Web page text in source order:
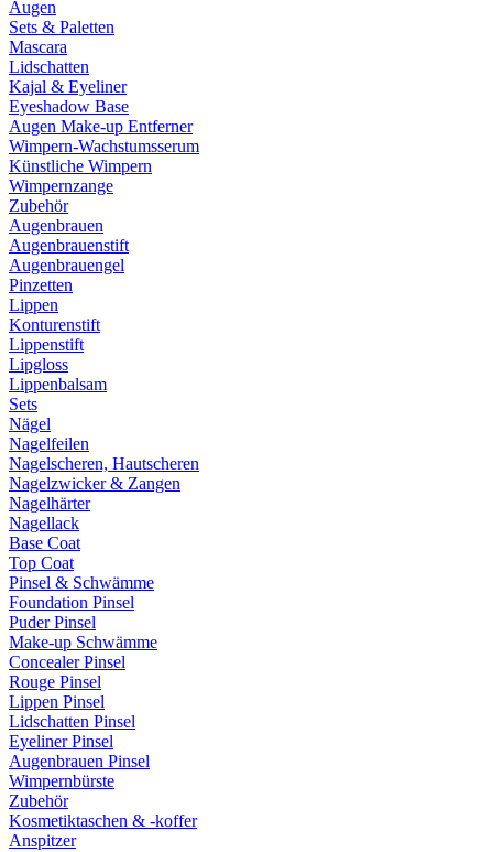
Augen
Sets & Paletten
Mascara
Lidschatten
Kajal & Eyeliner
Eyeshadow Base
Augen Make-up Entferner
Wimpern-Wachstumsserum
Künstliche Wimpern
Wimpernzange
Zubehör
Augenbrauen
Augenbrauenstift
Augenbrauengel
Pinzetten
Lippen
Konturenstift
Lippenstift
Lipgloss
Lippenbalsam
Sets
Nägel
Nagelfeilen
Nagelscheren, Hautscheren
Nagelzwicker & Zangen
Nagelhärter
Nagellack
Base Coat
Top Coat
Pinsel & Schwämme
Foundation Pinsel
Puder Pinsel
Make-up Schwämme
Concealer Pinsel
Rouge Pinsel
Lippen Pinsel
Lidschatten Pinsel
Eyeliner Pinsel
Augenbrauen Pinsel
Wimpernbürste
Zubehör
Kosmetiktaschen & -koffer
Anspitzer